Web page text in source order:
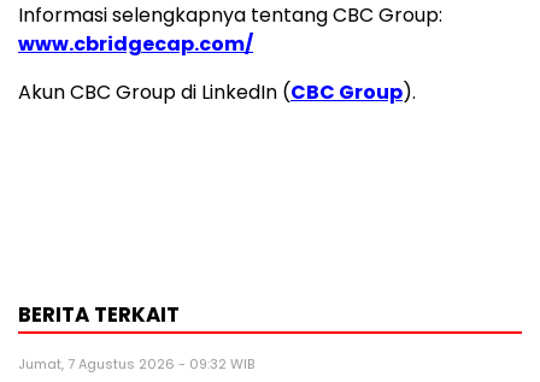
Informasi selengkapnya tentang CBC Group:
www.cbridgecap.com/
Akun CBC Group di LinkedIn (CBC Group).
BERITA TERKAIT
Jumat, 7 Agustus 2026 - 09:32 WIB